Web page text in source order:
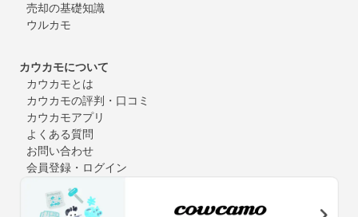
売却の基礎知識
ウルカモ
カウカモについて
カウカモとは
カウカモの評判・口コミ
カウカモアプリ
よくある質問
お問い合わせ
会員登録・ログイン